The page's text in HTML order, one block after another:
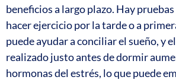
beneficios a largo plazo. Hay
hacer ejercicio por la tarde o a
puede ayudar a conciliar el sueño, y
realizado justo antes de dormir
hormonas del estrés, lo que puede